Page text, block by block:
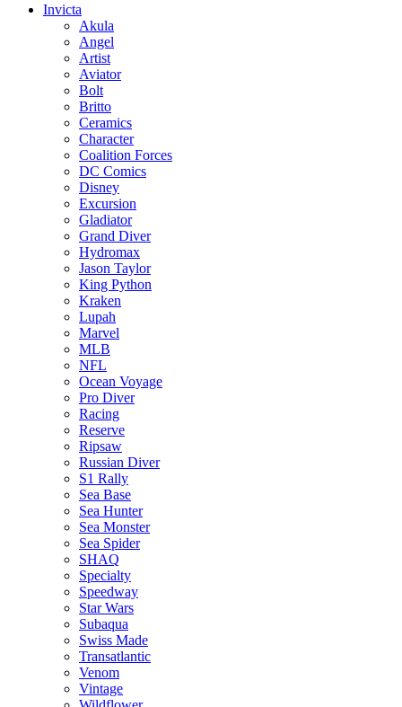
Invicta
Akula
Angel
Artist
Aviator
Bolt
Britto
Ceramics
Character
Coalition Forces
DC Comics
Disney
Excursion
Gladiator
Grand Diver
Hydromax
Jason Taylor
King Python
Kraken
Lupah
Marvel
MLB
NFL
Ocean Voyage
Pro Diver
Racing
Reserve
Ripsaw
Russian Diver
S1 Rally
Sea Base
Sea Hunter
Sea Monster
Sea Spider
SHAQ
Specialty
Speedway
Star Wars
Subaqua
Swiss Made
Transatlantic
Venom
Vintage